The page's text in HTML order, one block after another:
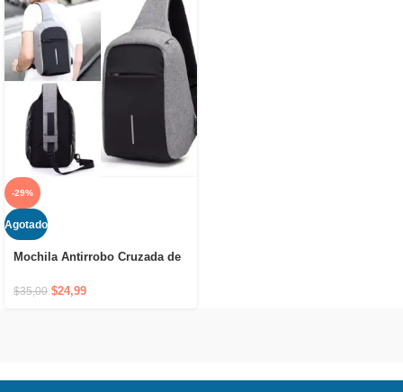
-29%
Agotado
Mochila Antirrobo Cruzada de
Puerto USB y Cierre Oculto
$35,00 $24,99